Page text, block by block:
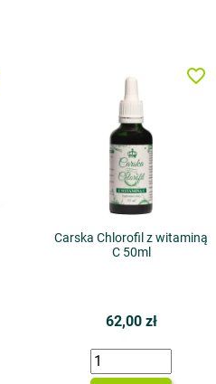
Carska Chlorofil z witaminą
C 50ml
62,00 zł
favorite_border